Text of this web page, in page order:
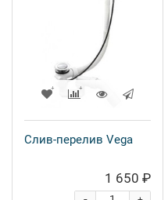
Слив-перелив Vega
1 650 ₽